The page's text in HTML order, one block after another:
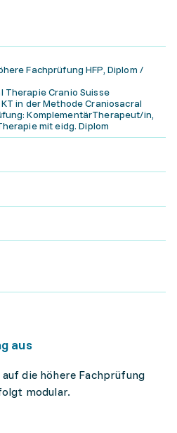
Fachprüfung HFP, Diplom /
Therapie Cranio Suisse
in der Methode Craniosacral
KomplementärTherapeut/in,
mit eidg. Diplom
aus
die höhere Fachprüfung
modular.